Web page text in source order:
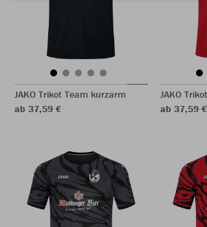
JAKO Trikot Team kurzarm
ab 37,59 €
JAKO
ab 37,59 €